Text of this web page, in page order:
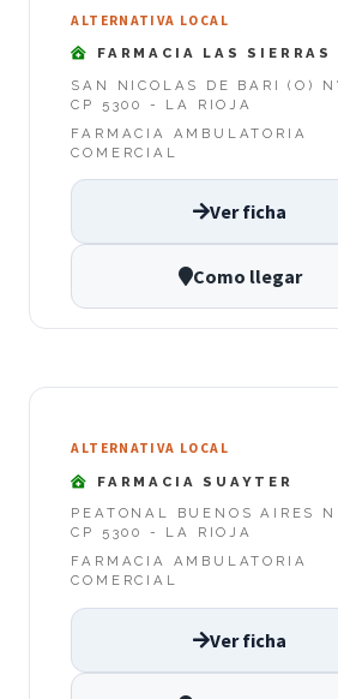
ALTERNATIVA LOCAL
FARMACIA LAS SIERRAS
SAN NICOLAS DE BARI (O)
CP 5300 - LA RIOJA
FARMACIA AMBULATORIA
COMERCIAL
Ver ficha
Como llegar
ALTERNATIVA LOCAL
FARMACIA SUAYTER
PEATONAL BUENOS AIRES
CP 5300 - LA RIOJA
FARMACIA AMBULATORIA
COMERCIAL
Ver ficha